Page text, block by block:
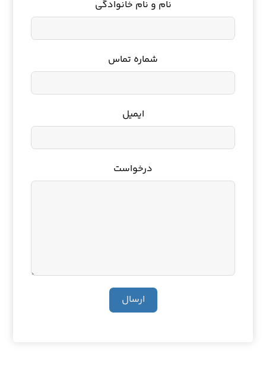
نام و نام خانوادگی
شماره تماس
ایمیل
درخواست
ارسال